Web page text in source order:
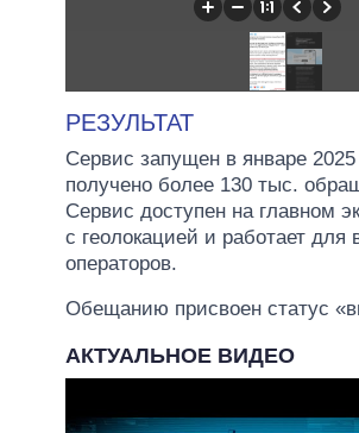
РЕЗУЛЬТАТ
Сервис запущен в январе
получено более 130 тыс.
Сервис доступен на главном
с геолокацией и работает для
операторов.
Обещанию присвоен статус
АКТУАЛЬНОЕ ВИДЕО